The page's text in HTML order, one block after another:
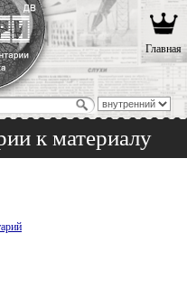
Главная
к материалу